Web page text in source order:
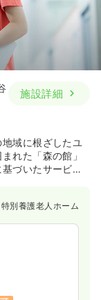
施設詳細
域に根ざしたユ
れた「森の館」
づいたサービス
特別養護老人ホーム